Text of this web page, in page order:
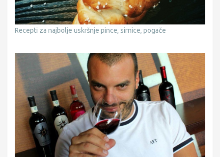
Recepti za najbolje uskršnje pince, sirnice, pogače